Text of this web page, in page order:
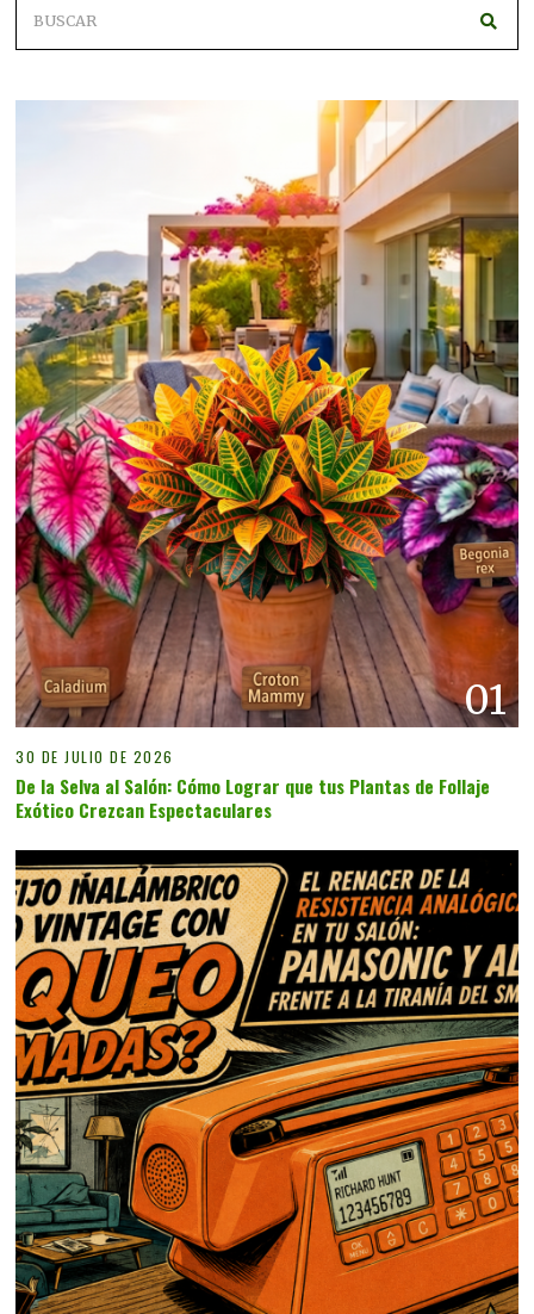
01
30 DE JULIO DE 2026
De la Selva al Salón: Cómo Lograr que tus Plantas de Follaje
Exótico Crezcan Espectaculares